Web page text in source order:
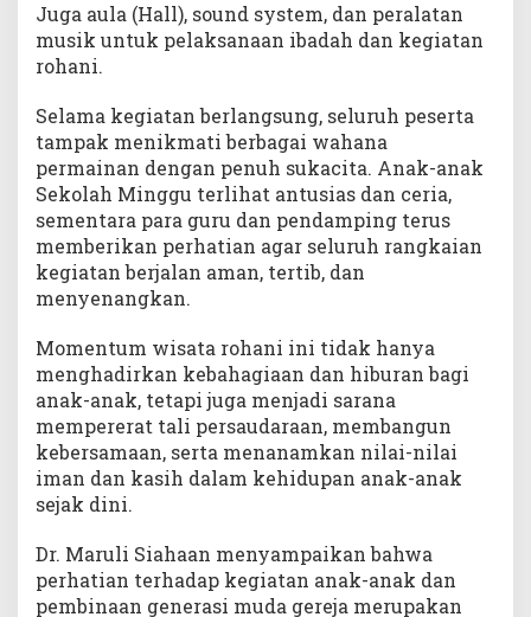
e
a
K
B
M
W
i
s
a
t
o
h
a
n
Juga aula (Hall), sound system, dan peralatan
musik untuk pelaksanaan ibadah dan kegiatan
rohani.
Selama kegiatan berlangsung, seluruh peserta
tampak menikmati berbagai wahana
permainan dengan penuh sukacita. Anak-anak
Sekolah Minggu terlihat antusias dan ceria,
sementara para guru dan pendamping terus
memberikan perhatian agar seluruh rangkaian
kegiatan berjalan aman, tertib, dan
menyenangkan.
Momentum wisata rohani ini tidak hanya
menghadirkan kebahagiaan dan hiburan bagi
anak-anak, tetapi juga menjadi sarana
mempererat tali persaudaraan, membangun
kebersamaan, serta menanamkan nilai-nilai
iman dan kasih dalam kehidupan anak-anak
sejak dini.
Dr. Maruli Siahaan menyampaikan bahwa
perhatian terhadap kegiatan anak-anak dan
pembinaan generasi muda gereja merupakan